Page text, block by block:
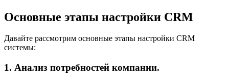
Основные этапы настройки CRM
Давайте рассмотрим основные этапы настройки CRM
системы:
1. Анализ потребностей компании.